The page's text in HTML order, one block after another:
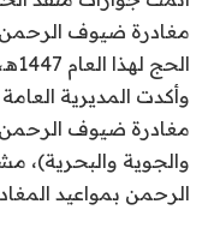
مغادرة ضيوف
الحج لهذا العام 1447هـ، بكل يسر وسهولة.
وأكدت المديرية
مغادرة ضيوف الرحمن
والجوية والبحرية)،
الرحمن بمواعيد